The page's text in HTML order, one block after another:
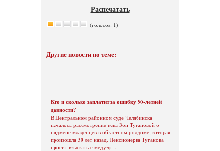
Распечатать
(голосов: 1)
Другие новости по теме:
Кто и сколько заплатит за ошибку 30-летней
давности?
В Центральном районном суде Челябинска
началось рассмотрение иска Зои Тугановой о
подмене младенцев в областном роддоме, которая
произошла 30 лет назад. Пенсионерка Туганова
просит взыскать с медучр ...